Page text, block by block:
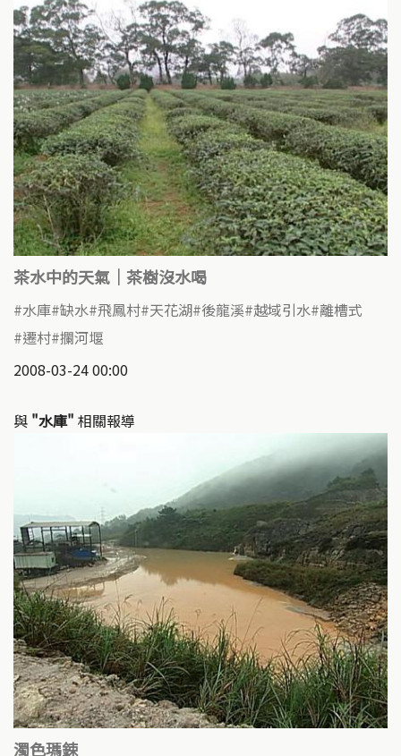
茶水中的天氣｜茶樹沒水喝
水庫 缺水 飛鳳村 天花湖 後龍溪 越域引水 離槽式
遷村 攔河堰
2008-03-24 00:00
與 "水庫" 相關報導
濁色瑪鋉